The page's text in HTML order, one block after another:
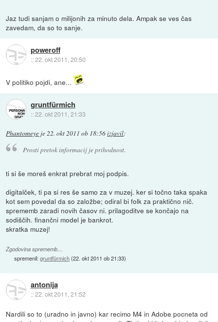
Jaz tudi sanjam o milijonih za minuto dela. Ampak se ves čas
zavedam, da so to sanje.
poweroff
::22. okt 2011, 20:50
V politiko pojdi, ane...
gruntfürmich
::22. okt 2011, 21:33
Phantomeye je22. okt 2011 ob 18:56izjavil:
Prosti pretok informacij je prihodnost.
ti si še moreš enkrat prebrat moj podpis.
digitalček, ti pa si res še samo za v muzej. ker si točno taka spaka
kot sem povedal da so založbe; odiral bi folk za praktično nič.
sprememb zaradi novih časov ni. prilagoditve se končajo na
sodiščih. finančni model je bankrot.
skratka muzej!
Zgodovina sprememb…
spremenil:gruntfürmich(22. okt 2011 ob 21:33)
antonija
::22. okt 2011, 21:52
Nardili so to (uradno in javno) kar recimo M4 in Adobe pocneta od